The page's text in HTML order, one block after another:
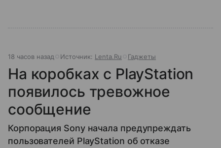
18 часов назад Источник: Lenta.Ru Гаджеты
На коробках с PlayStation
появилось тревожное
сообщение
Корпорация Sony начала предупреждать
пользователей PlayStation об отказе